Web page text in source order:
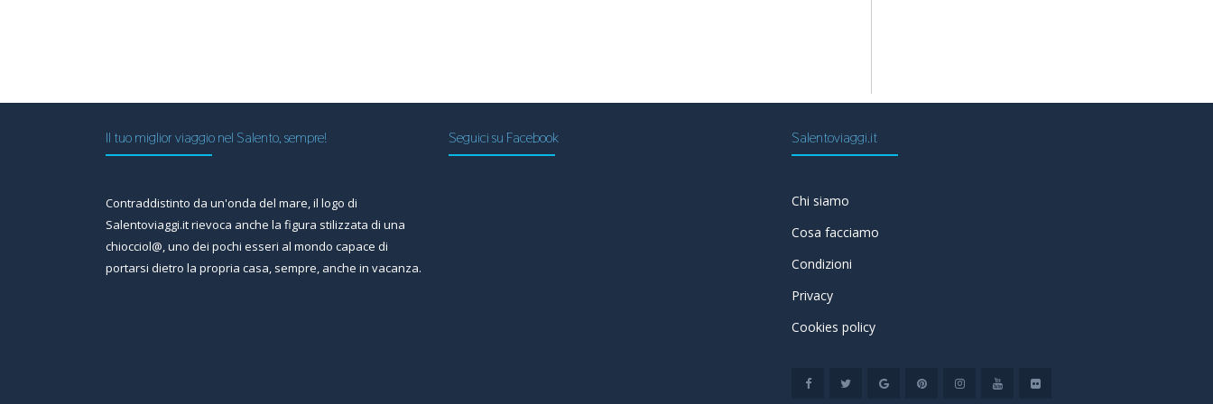
Il tuo miglior viaggio nel Salento, sempre!
Contraddistinto da un'onda del mare, il logo di
Salentoviaggi.it rievoca anche la figura stilizzata di una
chiocciol@, uno dei pochi esseri al mondo capace di
portarsi dietro la propria casa, sempre, anche in vacanza.
Seguici su Facebook Salentoviaggi.it
Chi siamo
Cosa facciamo
Condizioni
Privacy
Cookies policy